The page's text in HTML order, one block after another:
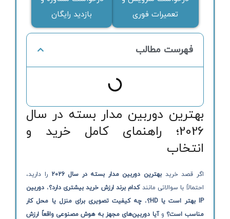
تعمیرات فوری
بازدید رایگان
فهرست مطالب
بهترین دوربین مدار بسته در سال
2026؛ راهنمای کامل خرید و
انتخاب
اگر قصد خریدبهترین دوربین مدار بسته در سال 2026
را دارید،
احتمالاً با سوالاتی مانندکدام برند ارزش خرید بیشتری دارد؟، دوربین
IP بهتر است یا HD؟
، چه کیفیت تصویری برای منزل یا محل کار
مناسب است؟ وآیا دوربین‌های مجهز به هوش مصنوعی واقعاً ارزش